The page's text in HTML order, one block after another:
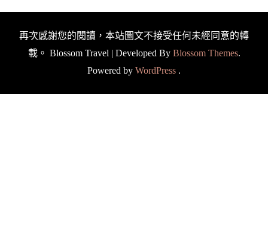
再次感謝您的閱讀，本站圖文不接受任何未經同意的轉
載。 Blossom Travel | Developed By Blossom Themes.
Powered by WordPress .